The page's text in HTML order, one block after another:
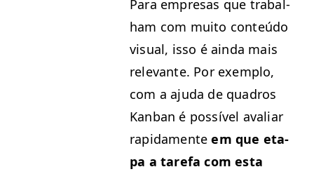
Para empre­sas que tra­bal­
ham com muito con­teú­do
visu­al, isso é ain­da mais
rel­e­vante. Por exem­p­lo,
com a aju­da de quadros
Kan­ban é pos­sív­el avaliar
rap­i­da­menteem que eta­
pa a tare­fa com esta